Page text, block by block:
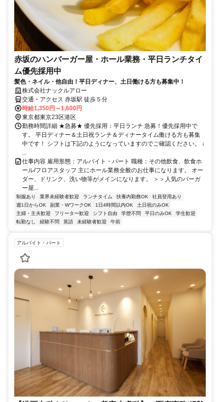
赤坂のハンバーガー屋・ホール業務・平日ランチタイ
ム優先採用中
髪色・ネイル・他自由！平日ディナー、土日働ける方も募集中！
株式会社ナックルアロー
交通・アクセス 赤坂駅 徒歩５分
時給1,350円～1,600円
東京都東京23区港区
勤務時間詳細 ★急募★ 優先採用：平日ランチ 急募！優先採用中で
す。 平日ディナー＆土日祝ランチ＆ディナータイム働ける方も募集
中です！ シフトは下記のようになっていますのでご確認ください。 ↓
仕事内容 雇用形態：アルバイト・パート 職種：その他飲食、飲食ホ
ール/フロアスタッフ 主にホール業務全般のお仕事になります。 オー
ダー、ドリンク、洗い物等がメインになります。 ＞＞人気のバーガ
ー屋...
制服あり 業界未経験者歓迎 ランチタイム 扶養内勤務OK
社員登用あり
週1日からOK
副業・WワークOK 1日4時間以内OK
土日祝のみOK
主婦・主夫歓迎
フリーター歓迎 シフト自由 学歴不問 平日のみOK
学生歓迎
転勤なし
経験不問 英語 未経験者歓迎 午前
アルバイト・パート